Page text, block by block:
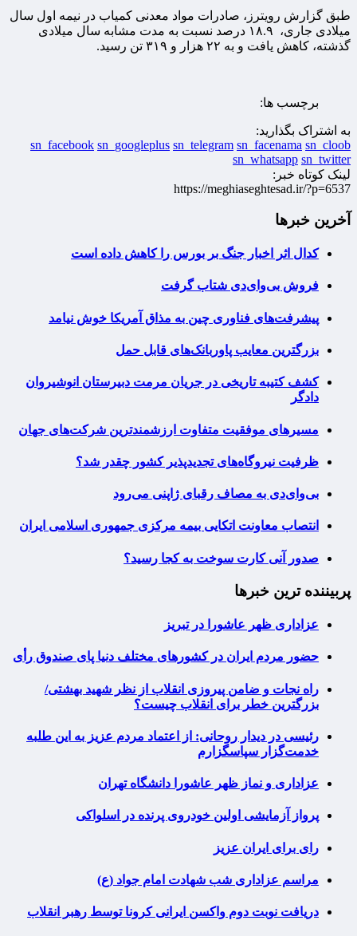
طبق گزارش رویترز، صادرات مواد معدنی کمیاب در نیمه اول سال
میلادی جاری، ۱۸.۹ درصد نسبت به مدت مشابه سال میلادی
گذشته، کاهش یافت و به ۲۲ هزار و ۳۱۹ تن رسید.
برچسب ها:
به اشتراک بگذارید:
sn_facebook sn_googleplus sn_telegram sn_facenama sn_cloob
sn_whatsapp sn_twitter
لینک کوتاه خبر:
https://meghiaseghtesad.ir/?p=6537
آخرین خبرها
کدال اثر اخبار جنگ بر بورس را کاهش داده است
فروش بی‌وای‌دی شتاب گرفت
پیشرفت‌های فناوری چین به مذاق آمریکا خوش نیامد
بزرگترین معایب پاوربانک‌های قابل حمل
کشف کتیبه تاریخی در جریان مرمت دبیرستان انوشیروان
دادگر
مسیرهای موفقیت متفاوت ارزشمندترین شرکت‌های جهان
ظرفیت نیروگاه‌های تجدیدپذیر کشور چقدر شد؟
بی‌وای‌دی به مصاف رقبای ژاپنی می‌رود
انتصاب معاونت اتکایی بیمه مرکزی جمهوری اسلامی ایران
صدور آنی کارت سوخت به کجا رسید؟
پربیننده ترین خبرها
عزاداری ظهر عاشورا در تبریز
حضور مردم ایران در کشورهای مختلف دنیا پای صندوق رأی
راه نجات و ضامن پیروزی انقلاب از نظر شهید بهشتی/
بزرگترین خطر برای انقلاب چیست؟
رئیسی در دیدار روحانی: از اعتماد مردم عزیز به این طلبه
خدمت‌گزار سپاسگزارم
عزاداری و نماز ظهر عاشورا دانشگاه تهران
پرواز آزمایشی اولین خودروی پرنده در اسلواکی
رای برای ایران عزیز
مراسم عزاداری شب شهادت امام جواد (ع)
دریافت نوبت دوم واکسن ایرانی کرونا توسط رهبر انقلاب